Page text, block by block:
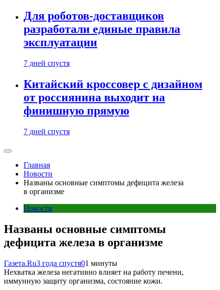
Для роботов-доставщиков
разработали единые правила
эксплуатации
7 дней спустя
Китайский кроссовер с дизайном
от россиянина выходит на
финишную прямую
7 дней спустя
Главная
Новости
Названы основные симптомы дефицита железа
в организме
Новости
Названы основные симптомы
дефицита железа в организме
Газета.Ru3 года спустя01 минуты
Нехватка железа негативно влияет на работу печени,
иммунную защиту организма, состояние кожи.